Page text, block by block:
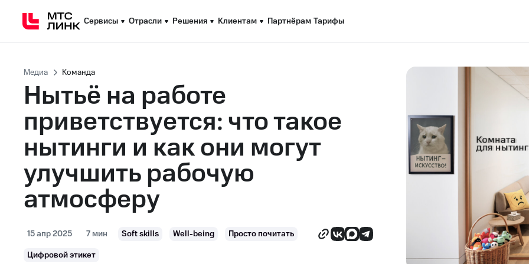
Сервисы Отрасли Решения Клиентам Партнёрам Тарифы
Сервисы Отрасли Решения Клиентам Партнёрам Тарифы
Медиа Команда
Нытьё на работе
приветствуется: что такое
нытинги и как они могут
улучшить рабочую
атмосферу
15 апр 2025 7 мин Soft skills Well-being
Просто почитать
Цифровой этикет